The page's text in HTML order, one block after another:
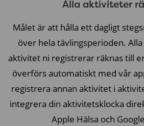
Alla aktiviteter
Målet är att hålla ett dagligt
över hela tävlingsperioden.
aktivitet ni registrerar räknas till
överförs automatiskt med vår
registrera annan aktivitet i
integrera din aktivitetsklocka
Apple Hälsa och